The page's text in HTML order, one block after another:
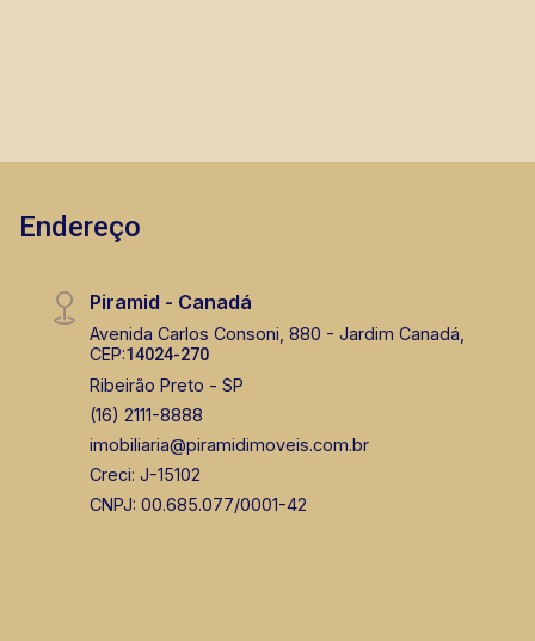
Endereço
Piramid - Canadá
Avenida Carlos Consoni, 880 - Jardim Canadá,
CEP:14024-270
Ribeirão Preto - SP
(16) 2111-8888
imobiliaria@piramidimoveis.com.br
Creci: J-15102
CNPJ: 00.685.077/0001-42